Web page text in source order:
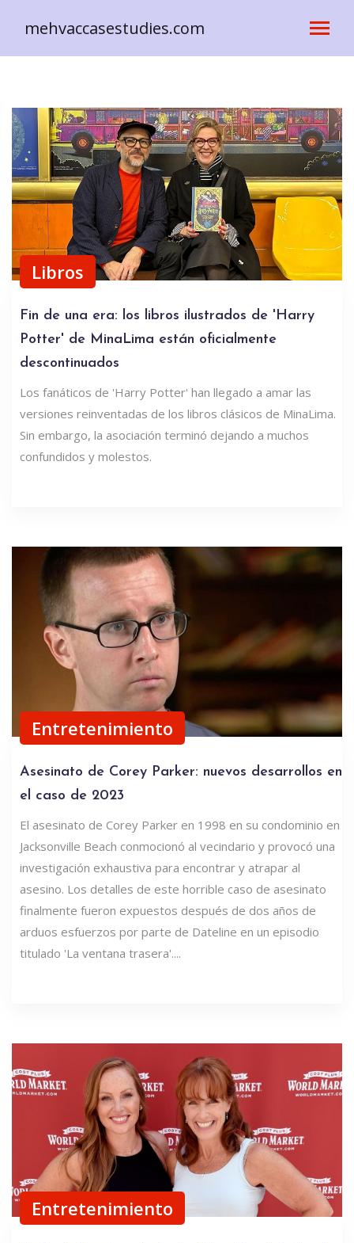
mehvaccasestudies.com
Libros
Fin de una era: los libros ilustrados de 'Harry
Potter' de MinaLima están oficialmente
descontinuados
Los fanáticos de 'Harry Potter' han llegado a amar las
versiones reinventadas de los libros clásicos de MinaLima.
Sin embargo, la asociación terminó dejando a muchos
confundidos y molestos.
Entretenimiento
Asesinato de Corey Parker: nuevos desarrollos en
el caso de 2023
El asesinato de Corey Parker en 1998 en su condominio en
Jacksonville Beach conmocionó al vecindario y provocó una
investigación exhaustiva para encontrar y atrapar al
asesino. Los detalles de este horrible caso de asesinato
finalmente fueron expuestos después de dos años de
arduos esfuerzos por parte de Dateline en un episodio
titulado 'La ventana trasera'....
Entretenimiento